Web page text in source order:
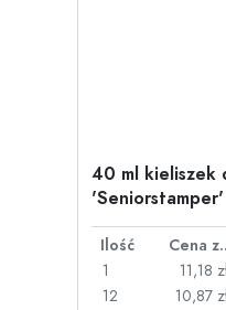
40 ml kieliszek
'Seniorstamper'
Ilość
1
11,18
12
10,87